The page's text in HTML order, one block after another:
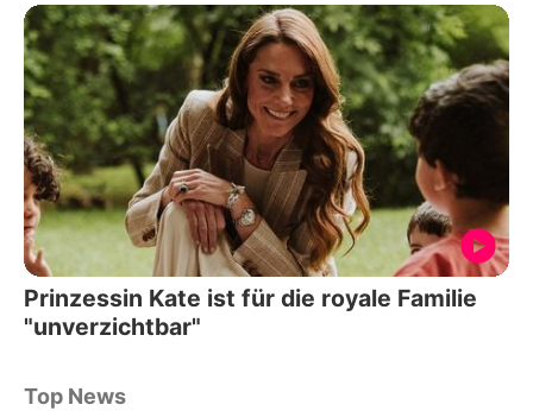
Prinzessin Kate ist für die royale Familie
"unverzichtbar"
Top News